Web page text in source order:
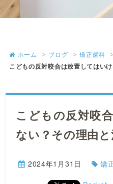
ホーム ブログ 矯正歯科
こどもの反対咬合は放置してはい
こどもの反対咬
ない？その理由と
2024年1月31日 矯